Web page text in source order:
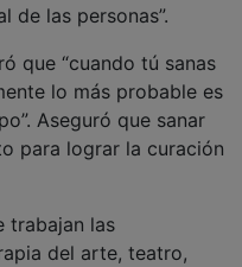
de las personas”.
que “cuando tú sanas
lo más probable es
Aseguró que sanar
para lograr la curación
trabajan las
del arte, teatro,